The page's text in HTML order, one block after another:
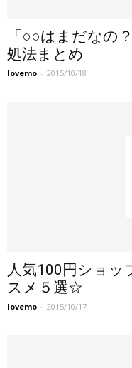
「○○はまだなの
処法まとめ
lovemo - 2015/10/18
人気100円ショッ
スメ５選☆
lovemo - 2015/10/17